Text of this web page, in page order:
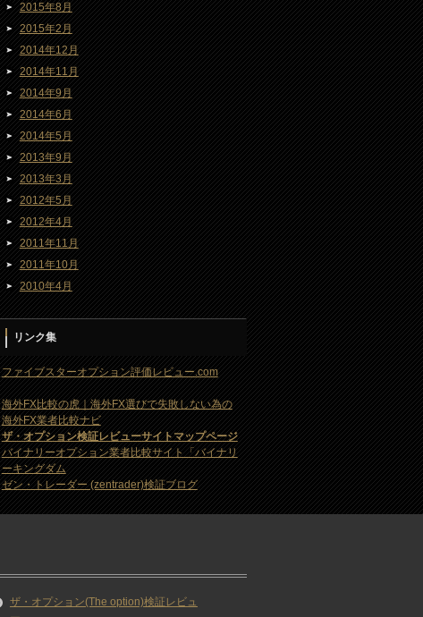
2015年8月
2015年2月
2014年12月
2014年11月
2014年9月
2014年6月
2014年5月
2013年9月
2013年3月
2012年5月
2012年4月
2011年11月
2011年10月
2010年4月
リンク集
ファイブスターオプション評価レビュー.com
海外FX比較の虎｜海外FX選びで失敗しない為の
海外FX業者比較ナビ
ザ・オプション検証レビューサイトマップページ
バイナリーオプション業者比較サイト「バイナリ
ーキングダム
ゼン・トレーダー (zentrader)検証ブログ
ザ・オプション(The option)検証レビュ